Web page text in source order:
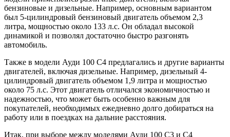
бензиновые и дизельные. Например, основным вариантом
был 5-цилиндровый бензиновый двигатель объемом 2,3
литра, мощностью около 133 л.с. Он обладал высокой
динамикой и позволял достаточно быстро разгонять
автомобиль.
Также в модели Ауди 100 С4 предлагались и другие варианты
двигателей, включая дизельные. Например, дизельный 4-
цилиндровый двигатель объемом 1,9 литра и мощностью
около 75 л.с. Этот двигатель отличался экономичностью и
надежностью, что может быть особенно важным для
покупателей, необходимых ежедневно долго добираться на
работу или в поездках на дальние расстояния.
Итак, при выборе между моделями Ауди 100 С3 и С4